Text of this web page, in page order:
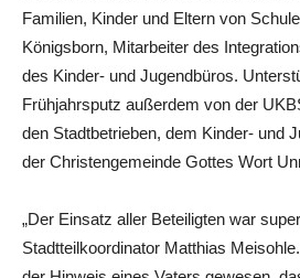
Familien, Kinder und Eltern von
Königsborn, Mitarbeiter des
des Kinder- und Jugendbüros.
Frühjahrsputz außerdem von der
den Stadtbetrieben, dem Kinder- und
der Christengemeinde Gottes Wort
„Der Einsatz aller Beteiligten war
Stadtteilkoordinator Matthias